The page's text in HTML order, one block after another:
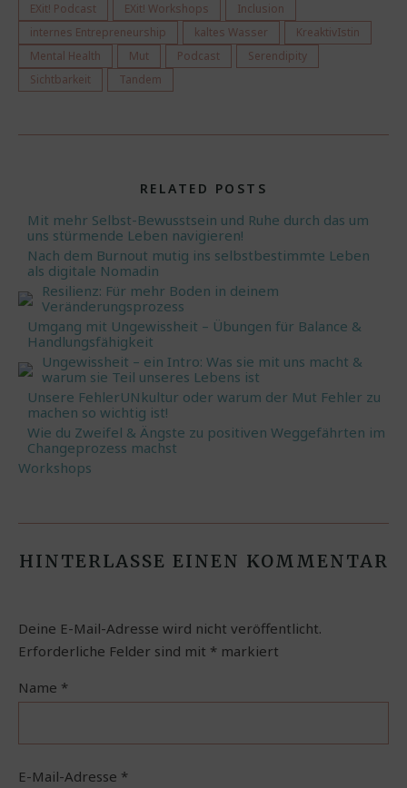
EXit! Podcast
EXit! Workshops
Inclusion
internes Entrepreneurship
kaltes Wasser
KreaktivIstin
Mental Health
Mut Podcast
Serendipity
Sichtbarkeit
Tandem
RELATED POSTS
Mit mehr Selbst-Bewusstsein und Ruhe durch das um
uns stürmende Leben navigieren!
Nach dem Burnout mutig ins selbstbestimmte Leben
als digitale Nomadin
Resilienz: Für mehr Boden in deinem
Veränderungsprozess
Umgang mit Ungewissheit – Übungen für Balance &
Handlungsfähigkeit
Ungewissheit – ein Intro: Was sie mit uns macht &
warum sie Teil unseres Lebens ist
Unsere FehlerUNkultur oder warum der Mut Fehler zu
machen so wichtig ist!
Wie du Zweifel & Ängste zu positiven Weggefährten im
Changeprozess machst
Workshops
HINTERLASSE EINEN KOMMENTAR
Deine E-Mail-Adresse wird nicht veröffentlicht.
Erforderliche Felder sind mit * markiert
Name *
E-Mail-Adresse *